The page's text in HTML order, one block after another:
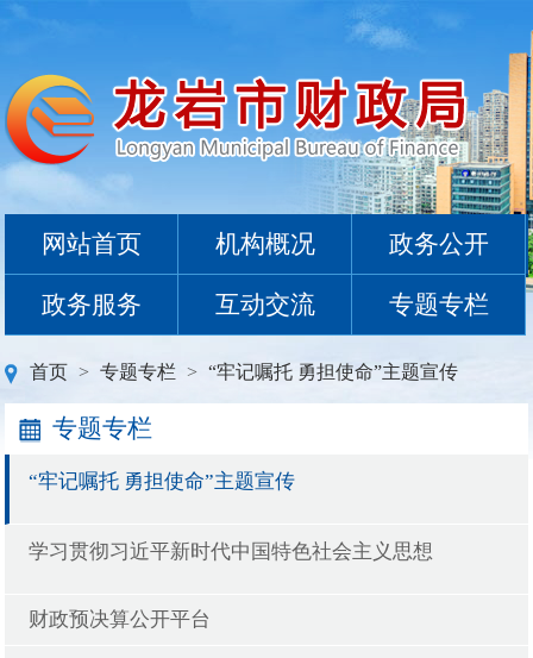
网站首页 机构概况 政务公开
政务服务 互动交流 专题专栏
首页 > 专题专栏 > “牢记嘱托 勇担使命”主题宣传
专题专栏
“牢记嘱托 勇担使命”主题宣传
学习贯彻习近平新时代中国特色社会主义思想
财政预决算公开平台